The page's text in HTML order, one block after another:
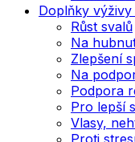
Doplňky
Růst svalů
Na
Zlepšení
Na
Podpora
Pro lepší
Vlasy,
Proti